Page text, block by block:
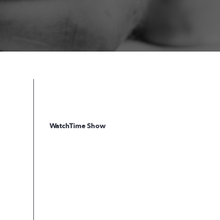
WatchTime Show